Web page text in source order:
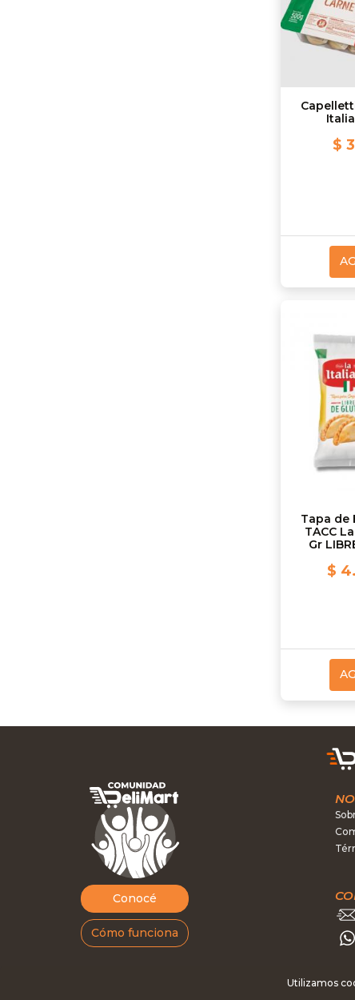
$
Tapa de
TACC
Gr
$
Conocé
Cómo funciona
Utilizamos